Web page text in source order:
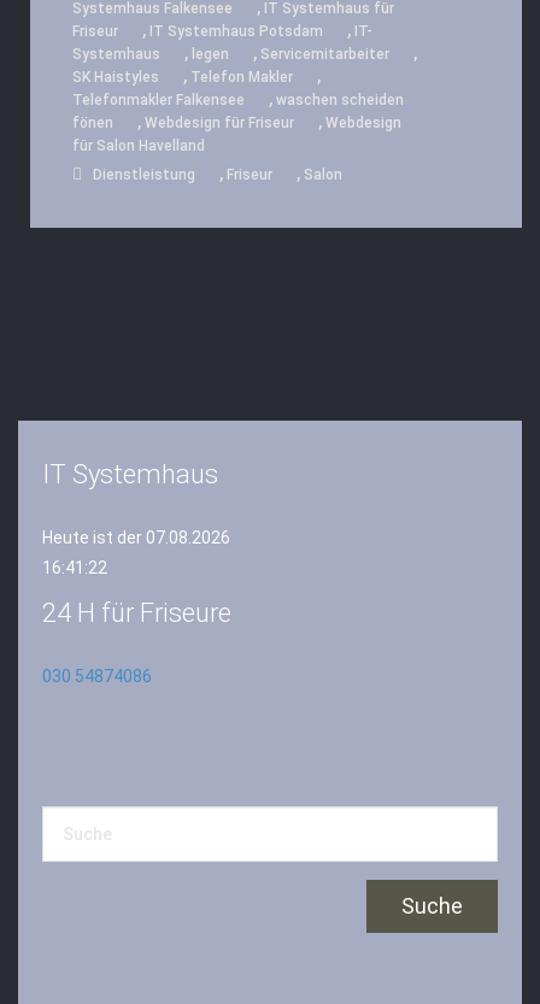
Systemhaus Falkensee , IT Systemhaus für
Friseur
, IT Systemhaus Potsdam , IT-
Systemhaus
, legen , Servicemitarbeiter ,
SK Haistyles , Telefon Makler ,
Telefonmakler Falkensee , waschen scheiden
fönen
, Webdesign für Friseur , Webdesign
für Salon Havelland
Dienstleistung
, Friseur , Salon
IT Systemhaus
Heute ist der 07.08.2026
16:41:23
24 H für Friseure
030 54874086